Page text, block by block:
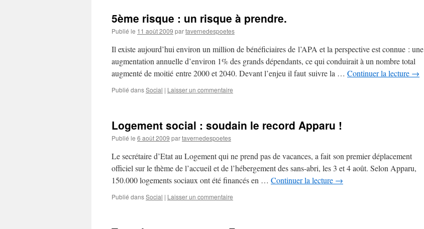
5ème risque : un risque à prendre.
Publié le 11 août 2009 partavernedespoetes
Il existe aujourd’hui environ un million de bénéficiaires de l’APA et la perspective est connue : une
augmentation annuelle d’environ 1% des grands dépendants, ce qui conduirait à un nombre total
augmenté de moitié entre 2000 et 2040. Devant l’enjeu il faut suivre la … Continuer la lecture →
Publié dansSocial | Laisser un commentaire
Logement social : soudain le record Apparu !
Publié le 6 août 2009 partavernedespoetes
Le secrétaire d’Etat au Logement qui ne prend pas de vacances, a fait son premier déplacement
officiel sur le thème de l’accueil et de l’hébergement des sans-abri, les 3 et 4 août. Selon Apparu,
150.000 logements sociaux ont été financés en … Continuer la lecture →
Publié dansSocial | Laisser un commentaire